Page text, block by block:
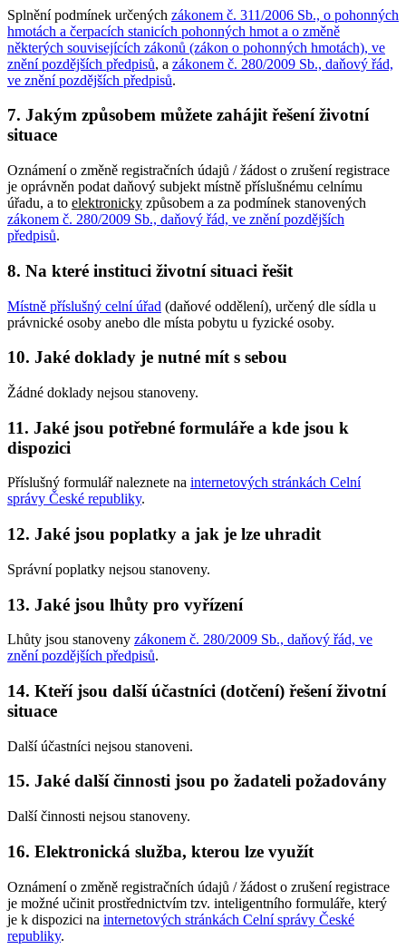
Splnění podmínek určených zákonem č. 311/2006 Sb., o pohonných
hmotách a čerpacích stanicích pohonných hmot a o změně
některých souvisejících zákonů (zákon o pohonných hmotách), ve
znění pozdějších předpisů, a zákonem č. 280/2009 Sb., daňový řád,
ve znění pozdějších předpisů.
7. Jakým způsobem můžete zahájit řešení životní
situace
Oznámení o změně registračních údajů / žádost o zrušení registrace
je oprávněn podat daňový subjekt místně příslušnému celnímu
úřadu, a to elektronicky způsobem a za podmínek stanovených
zákonem č. 280/2009 Sb., daňový řád, ve znění pozdějších
předpisů.
8. Na které instituci životní situaci řešit
Místně příslušný celní úřad (daňové oddělení), určený dle sídla u
právnické osoby anebo dle místa pobytu u fyzické osoby.
10. Jaké doklady je nutné mít s sebou
Žádné doklady nejsou stanoveny.
11. Jaké jsou potřebné formuláře a kde jsou k
dispozici
Příslušný formulář naleznete na internetových stránkách Celní
správy České republiky.
12. Jaké jsou poplatky a jak je lze uhradit
Správní poplatky nejsou stanoveny.
13. Jaké jsou lhůty pro vyřízení
Lhůty jsou stanoveny zákonem č. 280/2009 Sb., daňový řád, ve
znění pozdějších předpisů.
14. Kteří jsou další účastníci (dotčení) řešení životní
situace
Další účastníci nejsou stanoveni.
15. Jaké další činnosti jsou po žadateli požadovány
Další činnosti nejsou stanoveny.
16. Elektronická služba, kterou lze využít
Oznámení o změně registračních údajů / žádost o zrušení registrace
je možné učinit prostřednictvím tzv. inteligentního formuláře, který
je k dispozici na internetových stránkách Celní správy České
republiky.